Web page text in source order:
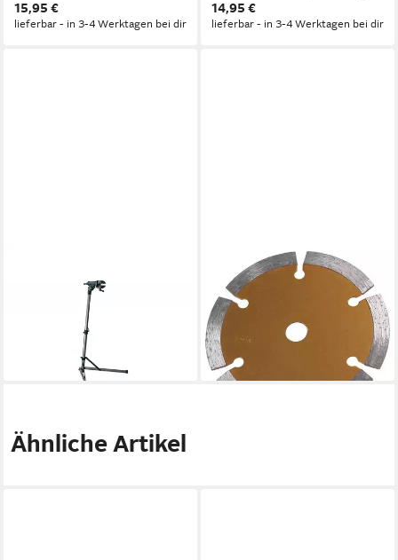
15,95 €
lieferbar - in 3-4 Werktagen bei dir
und Octalink Tool
14,95 €
lieferbar - in 3-4 Werktagen bei dir
Fahrrad-Montageständer
Montageständer Alu faltbar E-
Bike stabiler Stand
lieferbar - in 2-3 Werktagen bei dir
MATRIX
Winkelschleifer Matrix
Ersatzsägeblatt Diamant Ø 85
x 10 mm zu MCS
10,14 €
lieferbar - in 3-4 Werktagen bei dir
Ähnliche Artikel